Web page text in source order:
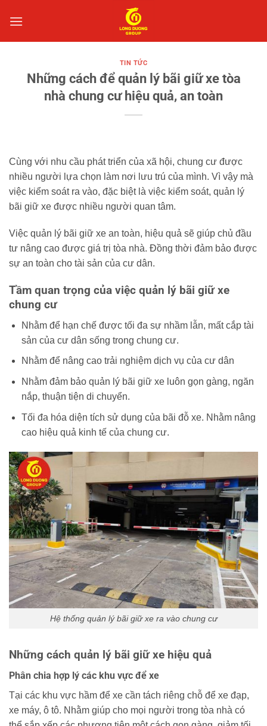
qua
TIN TỨC
Những cách để quản lý bãi giữ xe tòa
nhà chung cư hiệu quả, an toàn
Cùng với nhu cầu phát triển của xã hội, chung cư được
nhiều người lựa chọn làm nơi lưu trú của mình. Vì vậy mà
việc kiểm soát ra vào, đặc biệt là việc kiểm soát, quản lý
bãi giữ xe được nhiều người quan tâm.
Việc quản lý bãi giữ xe an toàn, hiệu quả sẽ giúp chủ đầu
tư nâng cao được giá trị tòa nhà. Đồng thời đảm bảo được
sự an toàn cho tài sản của cư dân.
Tầm quan trọng của việc quản lý bãi giữ xe
chung cư
Nhằm để hạn chế được tối đa sự nhầm lẫn, mất cắp tài
sản của cư dân sống trong chung cư.
Nhằm để nâng cao trải nghiệm dịch vụ của cư dân
Nhằm đảm bảo quản lý bãi giữ xe luôn gọn gàng, ngăn
nắp, thuận tiện di chuyển.
Tối đa hóa diện tích sử dụng của bãi đỗ xe. Nhằm nâng
cao hiệu quả kinh tế của chung cư.
Hệ thống quản lý bãi giữ xe ra vào chung cư
Những cách quản lý bãi giữ xe hiệu quả
Phân chia hợp lý các khu vực để xe
Tại các khu vực hầm để xe cần tách riêng chỗ để xe đạp,
xe máy, ô tô. Nhằm giúp cho mọi người trong tòa nhà có